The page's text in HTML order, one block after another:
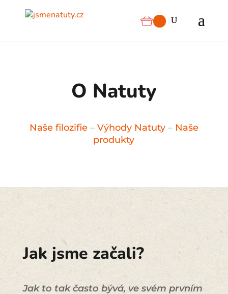
O Natuty
Naše filozifie– Výhody Natuty– Naše
produkty
Jak jsme začali?
Jak to tak často bývá, ve svém prvním